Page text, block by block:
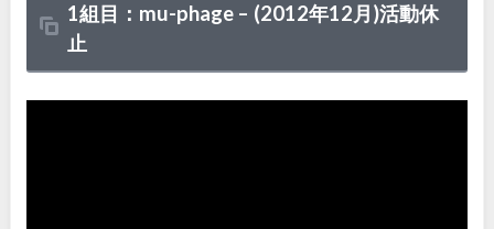
1組目：mu-phage – (2012年12月)活動休
止